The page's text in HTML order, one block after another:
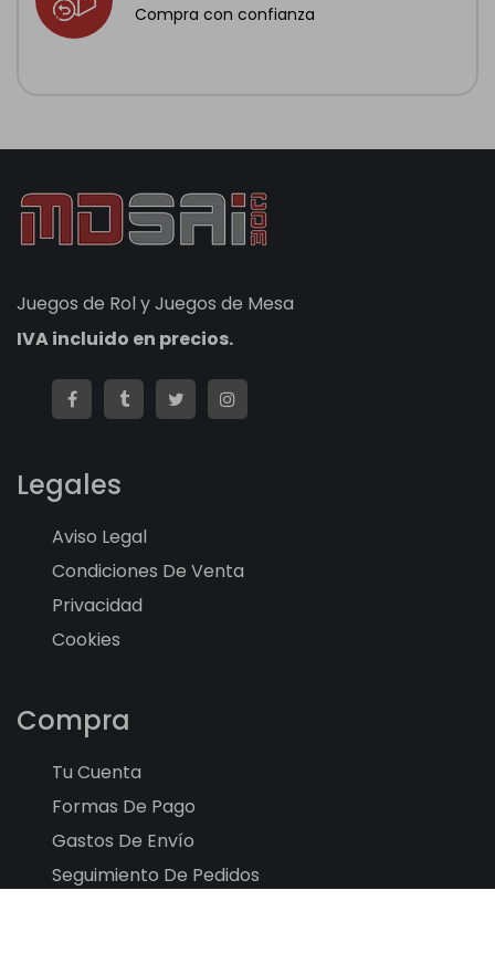
Compra con confianza
Juegos de Rol y Juegos de Mesa
IVA incluido en precios.
Legales
Aviso Legal
Condiciones De Venta
Privacidad
Cookies
Compra
Tu Cuenta
Formas De Pago
Gastos De Envío
Seguimiento De Pedidos